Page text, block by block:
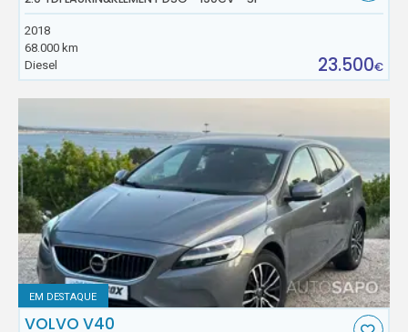
2018
68.000 km
Diesel
23.500€
EM DESTAQUE
VOLVO V40